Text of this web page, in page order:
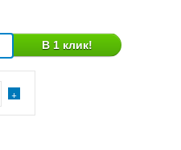
В 1 клик!